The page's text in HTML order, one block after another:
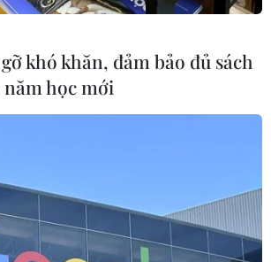
Mỹ và EU đối đầu về chủ quyền
khó khăn, đảm bảo đủ sách
học mới